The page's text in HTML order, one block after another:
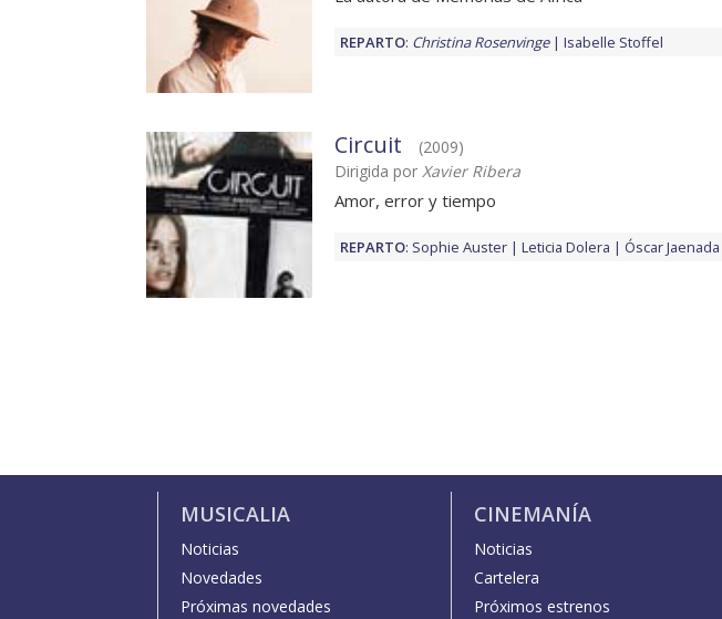
REPARTO: Christina Rosenvinge Isabelle Stoffel
Circuit
(2009)
Dirigida por Xavier Ribera
Amor, error y tiempo
REPARTO: Sophie Auster Leticia Dolera Óscar Jaenada
MUSICALIA
Noticias
Novedades
Próximas novedades
CINEMANÍA
Noticias
Cartelera
Próximos estrenos